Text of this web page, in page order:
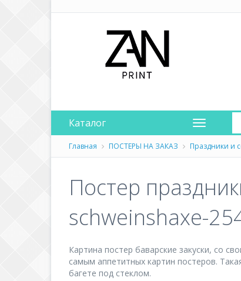
Каталог
Главная ПОСТЕРЫ НА ЗАКАЗ Праздники и
Постер
schweinshaxe-
Картина постер баварские закуски, со
самым аппетитных картин постеров.
багете под стеклом.